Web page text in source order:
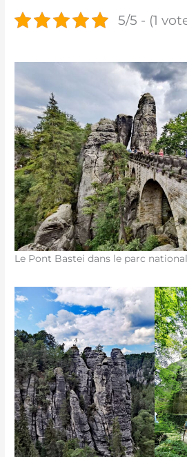
5/5 - (1
Le Pont Bastei dans le parc